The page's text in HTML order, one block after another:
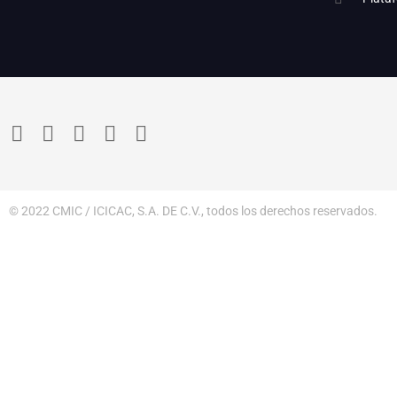
© 2022 CMIC / ICICAC, S.A. DE C.V., todos los derechos reservados.